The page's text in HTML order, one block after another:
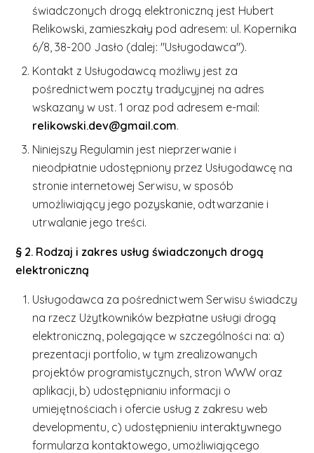
świadczonych drogą elektroniczną jest Hubert
Relikowski, zamieszkały pod adresem: ul. Kopernika
6/8, 38-200 Jasło (dalej: "Usługodawca").
Kontakt z Usługodawcą możliwy jest za
pośrednictwem poczty tradycyjnej na adres
wskazany w ust. 1 oraz pod adresem e-mail:
relikowski.dev@gmail.com.
Niniejszy Regulamin jest nieprzerwanie i
nieodpłatnie udostępniony przez Usługodawcę na
stronie internetowej Serwisu, w sposób
umożliwiający jego pozyskanie, odtwarzanie i
utrwalanie jego treści.
§ 2. Rodzaj i zakres usług świadczonych drogą
elektroniczną
Usługodawca za pośrednictwem Serwisu świadczy
na rzecz Użytkowników bezpłatne usługi drogą
elektroniczną, polegające w szczególności na: a)
prezentacji portfolio, w tym zrealizowanych
projektów programistycznych, stron WWW oraz
aplikacji, b) udostępnianiu informacji o
umiejętnościach i ofercie usług z zakresu web
developmentu, c) udostępnieniu interaktywnego
formularza kontaktowego, umożliwiającego